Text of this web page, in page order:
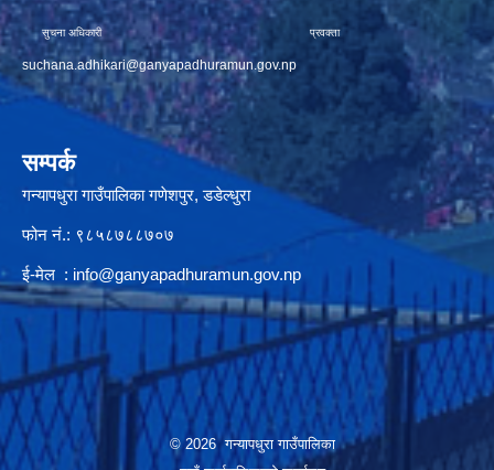
सुचना अधिकारी प्रवक्ता
suchana.adhikari@ganyapadhuramun.gov.np
सम्पर्क
गन्यापधुरा गाउँपालिका गणेशपुर, डडेल्धुरा
फोन नं.: ९८५८७८८७०७
ई-मेल : info@ganyapadhuramun.gov.np
© 2026 गन्यापधुरा गाउँपालिका